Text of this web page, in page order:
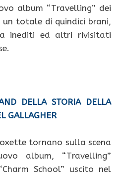
album “Travelling” dei
un totale di quindici brani,
inediti ed altri rivisitati
DELLA STORIA DELLA
GALLAGHER
tornano sulla scena
album, “Travelling”
School” uscito nel